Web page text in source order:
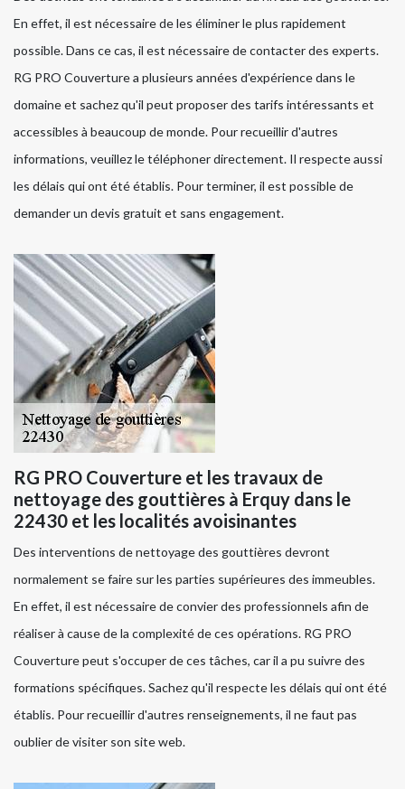
En effet, il est nécessaire de les éliminer le plus rapidement
possible. Dans ce cas, il est nécessaire de contacter des experts.
RG PRO Couverture a plusieurs années d'expérience dans le
domaine et sachez qu'il peut proposer des tarifs intéressants et
accessibles à beaucoup de monde. Pour recueillir d'autres
informations, veuillez le téléphoner directement. Il respecte aussi
les délais qui ont été établis. Pour terminer, il est possible de
demander un devis gratuit et sans engagement.
RG PRO Couverture et les travaux de
nettoyage des gouttières à Erquy dans le
22430 et les localités avoisinantes
Des interventions de nettoyage des gouttières devront
normalement se faire sur les parties supérieures des immeubles.
En effet, il est nécessaire de convier des professionnels afin de
réaliser à cause de la complexité de ces opérations. RG PRO
Couverture peut s'occuper de ces tâches, car il a pu suivre des
formations spécifiques. Sachez qu'il respecte les délais qui ont été
établis. Pour recueillir d'autres renseignements, il ne faut pas
oublier de visiter son site web.